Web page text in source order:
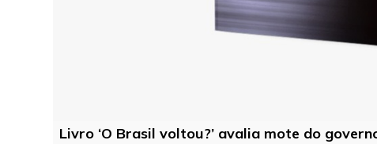
Livro ‘O Brasil voltou?’ avalia mote do